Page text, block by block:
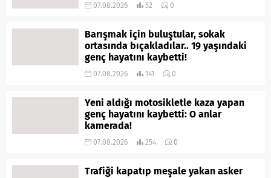
07.08.2026 52 0
Barışmak için buluştular, sokak
ortasında bıçakladılar.. 19 yaşındaki
genç hayatını kaybetti!
07.08.2026 141 0
Yeni aldığı motosikletle kaza yapan
genç hayatını kaybetti: O anlar
kamerada!
07.08.2026 254 0
Trafiği kapatıp meşale yakan asker